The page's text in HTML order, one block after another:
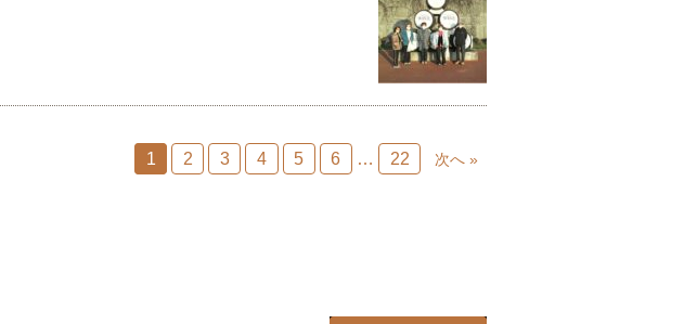
1 2 3 4 5 6 … 22 次へ »